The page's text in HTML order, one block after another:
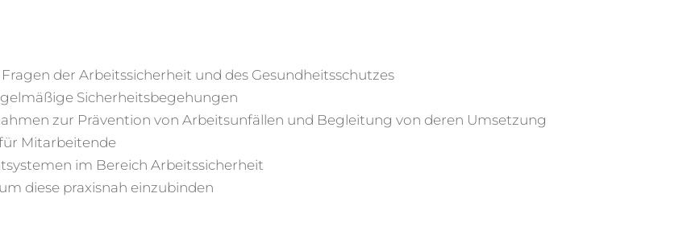
der Arbeitssicherheit und des Gesundheitsschutzes
Sicherheitsbegehungen
zur Prävention von Arbeitsunfällen und Begleitung von deren Umsetzung
Mitarbeitende
im Bereich Arbeitssicherheit
diese praxisnah einzubinden